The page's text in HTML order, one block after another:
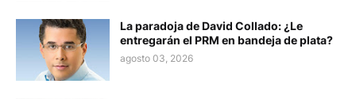
La paradoja de David Collado: ¿Le
entregarán el PRM en bandeja de plata?
agosto 03, 2026